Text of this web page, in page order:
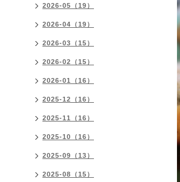
2026-05（19）
2026-04（19）
2026-03（15）
2026-02（15）
2026-01（16）
2025-12（16）
2025-11（16）
2025-10（16）
2025-09（13）
2025-08（15）